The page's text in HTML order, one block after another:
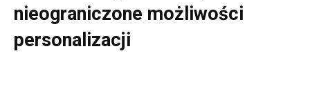
nieograniczone możliwości
personalizacji